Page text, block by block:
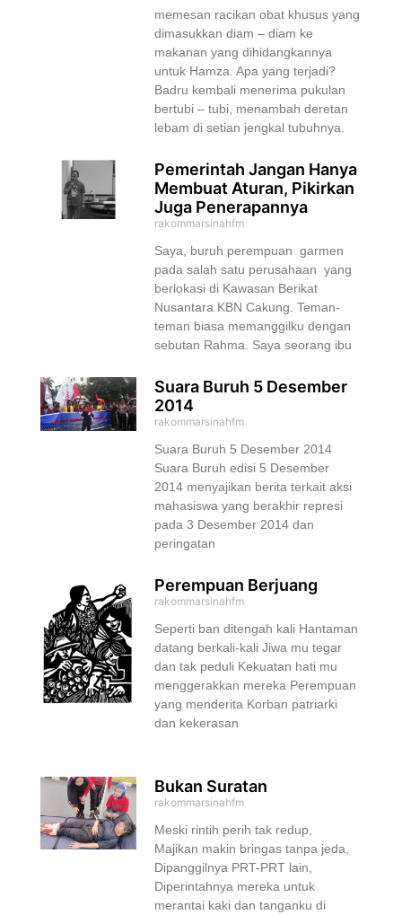
memesan racikan obat khusus yang
dimasukkan diam – diam ke
makanan yang dihidangkannya
untuk Hamza. Apa yang terjadi?
Badru kembali menerima pukulan
bertubi – tubi, menambah deretan
lebam di setian jengkal tubuhnya.
Pemerintah Jangan Hanya
Membuat Aturan, Pikirkan
Juga Penerapannya
rakommarsinahfm
Saya, buruh perempuan garmen
pada salah satu perusahaan yang
berlokasi di Kawasan Berikat
Nusantara KBN Cakung. Teman-
teman biasa memanggilku dengan
sebutan Rahma. Saya seorang ibu
Suara Buruh 5 Desember
2014
rakommarsinahfm
Suara Buruh 5 Desember 2014
Suara Buruh edisi 5 Desember
2014 menyajikan berita terkait aksi
mahasiswa yang berakhir represi
pada 3 Desember 2014 dan
peringatan
Perempuan Berjuang
rakommarsinahfm
Seperti ban ditengah kali Hantaman
datang berkali-kali Jiwa mu tegar
dan tak peduli Kekuatan hati mu
menggerakkan mereka Perempuan
yang menderita Korban patriarki
dan kekerasan
Bukan Suratan
rakommarsinahfm
Meski rintih perih tak redup,
Majikan makin bringas tanpa jeda,
Dipanggilnya PRT-PRT lain,
Diperintahnya mereka untuk
merantai kaki dan tanganku di